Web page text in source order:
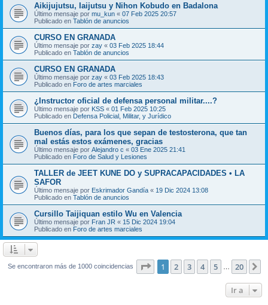
Aikijujutsu, Iaijutsu y Nihon Kobudo en Badalona
Último mensaje por mu_kun « 07 Feb 2025 20:57
Publicado en Tablón de anuncios
CURSO EN GRANADA
Último mensaje por zay « 03 Feb 2025 18:44
Publicado en Tablón de anuncios
CURSO EN GRANADA
Último mensaje por zay « 03 Feb 2025 18:43
Publicado en Foro de artes marciales
¿Instructor oficial de defensa personal militar....?
Último mensaje por KSS « 01 Feb 2025 10:25
Publicado en Defensa Policial, Militar, y Jurídico
Buenos días, para los que sepan de testosterona, que tan
mal estás estos exámenes, gracias
Último mensaje por Alejandro c « 03 Ene 2025 21:41
Publicado en Foro de Salud y Lesiones
TALLER de JEET KUNE DO y SUPRACAPACIDADES • LA
SAFOR
Último mensaje por Eskrimador Gandía « 19 Dic 2024 13:08
Publicado en Tablón de anuncios
Cursillo Taijiquan estilo Wu en Valencia
Último mensaje por Fran JR « 15 Dic 2024 19:04
Publicado en Foro de artes marciales
Se encontraron más de 1000 coincidencias Página de 20
1 2 3 4 5 20
Ir a